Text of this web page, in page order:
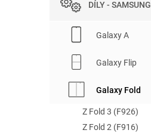
DÍLY - SAMSUNG
Galaxy A
Galaxy Flip
Galaxy Fold
Z Fold 3 (F926)
Z Fold 2 (F916)